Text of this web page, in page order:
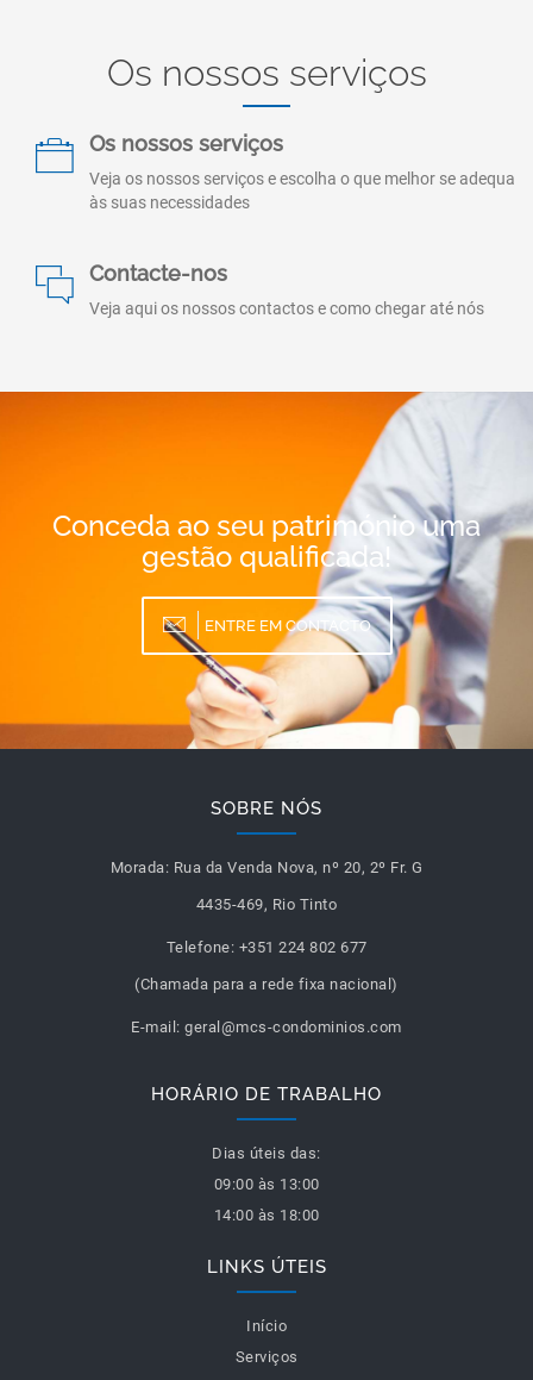
Os nossos serviços
Os nossos serviços
Veja os nossos serviços e escolha o que melhor se adequa
às suas necessidades
Contacte-nos
Veja aqui os nossos contactos e como chegar até nós
Conceda ao seu património uma
gestão qualificada!
ENTRE EM CONTACTO
SOBRE NÓS
Morada: Rua da Venda Nova, nº 20, 2º Fr. G
4435-469, Rio Tinto
Telefone: +351 224 802 677
(Chamada para a rede fixa nacional)
E-mail: geral@mcs-condominios.com
HORÁRIO DE TRABALHO
Dias úteis das:
09:00 às 13:00
14:00 às 18:00
LINKS ÚTEIS
Início
Serviços